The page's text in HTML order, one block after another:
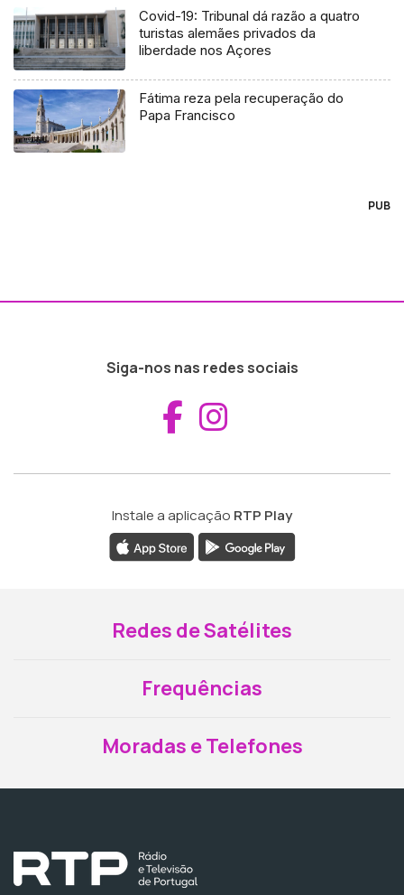
Covid-19: Tribunal dá razão a quatro
turistas alemães privados da
liberdade nos Açores
Fátima reza pela recuperação do
Papa Francisco
PUB
Siga-nos nas redes sociais
Aceder ao
Instale a aplicação RTP Play
Redes de Satélites
Frequências
Moradas e Telefones